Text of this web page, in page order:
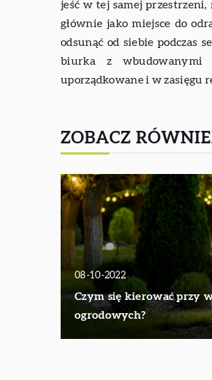
jeść w tej samej przestrzeni,
głównie jako miejsce do
odsunąć od siebie podczas
biurka z wbudowanymi
uporządkowane i w zasięgu
ZOBACZ
08-10-2022
Czym się kierować przy
ogrodowych?